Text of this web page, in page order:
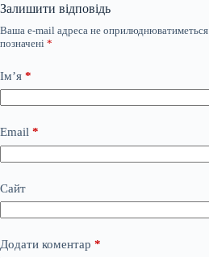
Залишити відповідь
Ваша e-mail адреса не оприлюднюватиметься.
позначені *
Ім’я *
Email *
Сайт
Додати коментар *